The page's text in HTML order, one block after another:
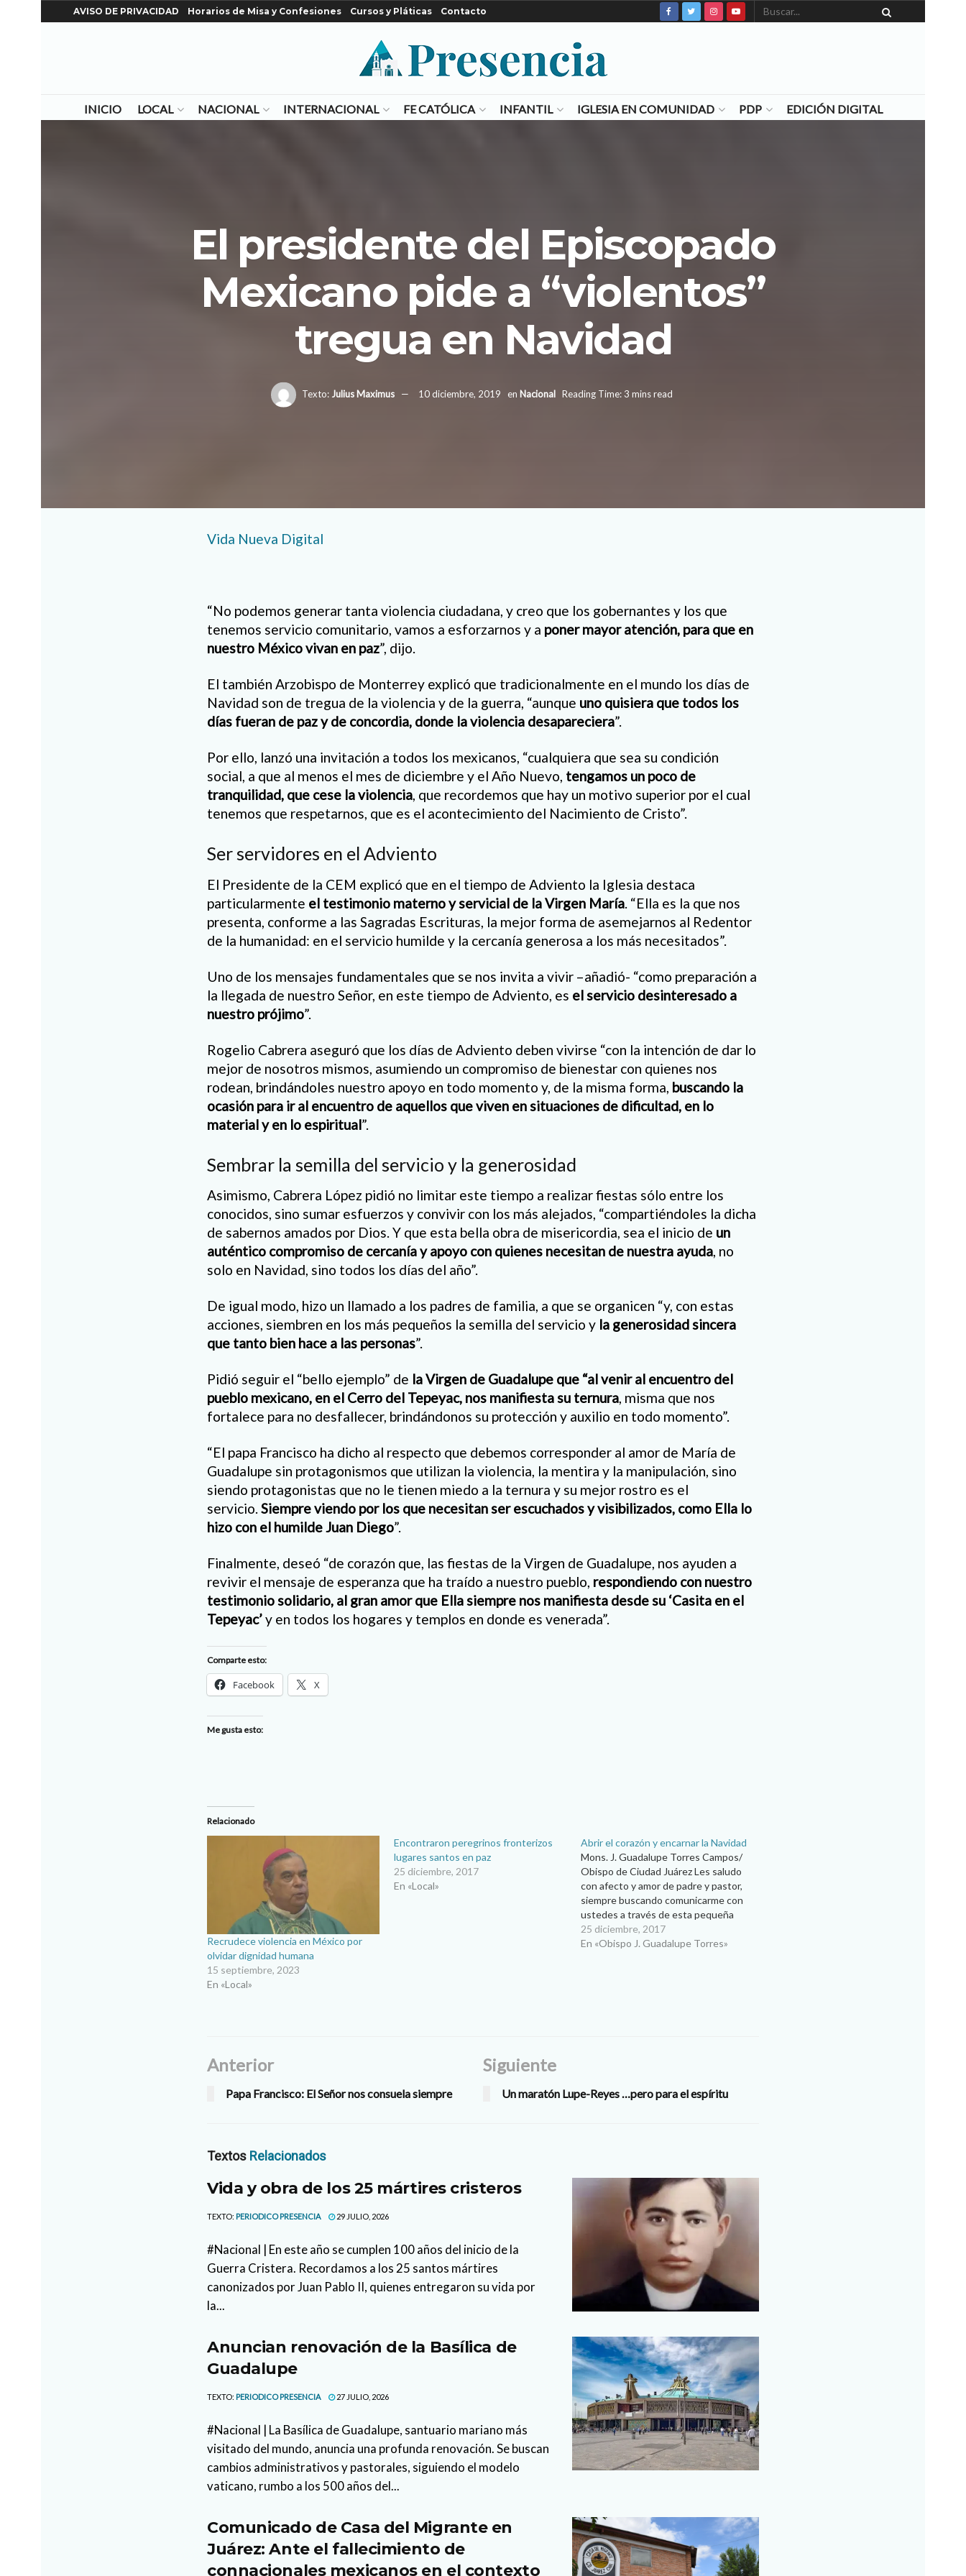
AVISO DE PRIVACIDAD Horarios de Misa y Confesiones Cursos y Pláticas Contacto
INICIO LOCAL NACIONAL INTERNACIONAL FE CATÓLICA INFANTIL IGLESIA EN COMUNIDAD PDP EDICIÓN DIGITAL
El presidente del Episcopado
Mexicano pide a “violentos”
tregua en Navidad
Texto: Julius Maximus 10 diciembre, 2019 en Nacional Reading Time: 3 mins read
Vida Nueva Digital
“No podemos generar tanta violencia ciudadana, y creo que los gobernantes y los que
tenemos servicio comunitario, vamos a esforzarnos y a poner mayor atención, para que en
nuestro México vivan en paz”, dijo.
El también Arzobispo de Monterrey explicó que tradicionalmente en el mundo los días de
Navidad son de tregua de la violencia y de la guerra, “aunque uno quisiera que todos los
días fueran de paz y de concordia, donde la violencia desapareciera”.
Por ello, lanzó una invitación a todos los mexicanos, “cualquiera que sea su condición
social, a que al menos el mes de diciembre y el Año Nuevo, tengamos un poco de
tranquilidad, que cese la violencia, que recordemos que hay un motivo superior por el cual
tenemos que respetarnos, que es el acontecimiento del Nacimiento de Cristo”.
Ser servidores en el Adviento
El Presidente de la CEM explicó que en el tiempo de Adviento la Iglesia destaca
particularmente el testimonio materno y servicial de la Virgen María . “Ella es la que nos
presenta, conforme a las Sagradas Escrituras, la mejor forma de asemejarnos al Redentor
de la humanidad: en el servicio humilde y la cercanía generosa a los más necesitados”.
Uno de los mensajes fundamentales que se nos invita a vivir –añadió- “como preparación a
la llegada de nuestro Señor, en este tiempo de Adviento, es el servicio desinteresado a
nuestro prójimo”.
Rogelio Cabrera aseguró que los días de Adviento deben vivirse “con la intención de dar lo
mejor de nosotros mismos, asumiendo un compromiso de bienestar con quienes nos
rodean, brindándoles nuestro apoyo en todo momento y, de la misma forma, buscando la
ocasión para ir al encuentro de aquellos que viven en situaciones de dificultad, en lo
material y en lo espiritual”.
Sembrar la semilla del servicio y la generosidad
Asimismo, Cabrera López pidió no limitar este tiempo a realizar fiestas sólo entre los
conocidos, sino sumar esfuerzos y convivir con los más alejados, “compartiéndoles la dicha
de sabernos amados por Dios. Y que esta bella obra de misericordia, sea el inicio de un
auténtico compromiso de cercanía y apoyo con quienes necesitan de nuestra ayuda, no
solo en Navidad, sino todos los días del año”.
De igual modo, hizo un llamado a los padres de familia, a que se organicen “y, con estas
acciones, siembren en los más pequeños la semilla del servicio y la generosidad sincera
que tanto bien hace a las personas”.
Pidió seguir el “bello ejemplo” de la Virgen de Guadalupe que “al venir al encuentro del
pueblo mexicano, en el Cerro del Tepeyac, nos manifiesta su ternura, misma que nos
fortalece para no desfallecer, brindándonos su protección y auxilio en todo momento”.
“El papa Francisco ha dicho al respecto que debemos corresponder al amor de María de
Guadalupe sin protagonismos que utilizan la violencia, la mentira y la manipulación, sino
siendo protagonistas que no le tienen miedo a la ternura y su mejor rostro es el
servicio.Siempre viendo por los que necesitan ser escuchados y visibilizados, como Ella lo
hizo con el humilde Juan Diego”.
Finalmente, deseó “de corazón que, las fiestas de la Virgen de Guadalupe, nos ayuden a
revivir el mensaje de esperanza que ha traído a nuestro pueblo, respondiendo con nuestro
testimonio solidario, al gran amor que Ella siempre nos manifiesta desde su ‘Casita en el
Tepeyac’y en todos los hogares y templos en donde es venerada”.
Comparte esto:
Facebook X
Me gusta esto:
Relacionado
Recrudece violencia en México por
olvidar dignidad humana
15 septiembre, 2023
En «Local»
Encontraron peregrinos fronterizos
lugares santos en paz
25 diciembre, 2017
En «Local»
Abrir el corazón y encarnar la Navidad
Mons. J. Guadalupe Torres Campos/
Obispo de Ciudad Juárez Les saludo
con afecto y amor de padre y pastor,
siempre buscando comunicarme con
ustedes a través de esta pequeña
reflexión de cada domingo. Hoy es
cuarto domingo de Adviento, pero
25 diciembre, 2017
En «Obispo J. Guadalupe Torres»
Anterior
Papa Francisco: El Señor nos consuela siempre
Siguiente
Un maratón Lupe-Reyes …pero para el espíritu
Textos Relacionados
Vida y obra de los 25 mártires cristeros
TEXTO: PERIODICO PRESENCIA 29 JULIO, 2026
#Nacional | En este año se cumplen 100 años del inicio de la
Guerra Cristera. Recordamos a los 25 santos mártires
canonizados por Juan Pablo II, quienes entregaron su vida por
la...
Anuncian renovación de la Basílica de
Guadalupe
TEXTO: PERIODICO PRESENCIA 27 JULIO, 2026
#Nacional | La Basílica de Guadalupe, santuario mariano más
visitado del mundo, anuncia una profunda renovación. Se buscan
cambios administrativos y pastorales, siguiendo el modelo
vaticano, rumbo a los 500 años del...
Comunicado de Casa del Migrante en
Juárez: Ante el fallecimiento de
connacionales mexicanos en el contexto